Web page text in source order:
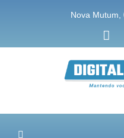
Nova Mutum,